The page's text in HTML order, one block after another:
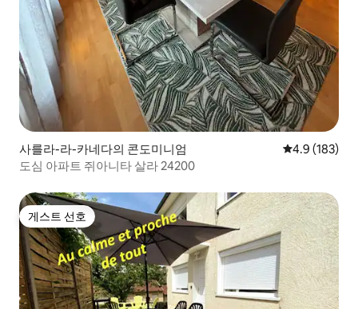
사를라-라-카네다의 콘도미니엄 평점 4.9점(5
4.9 (183)
도심 아파트 쥐아니타 살라 24200
게스트 선호
게스트 선호